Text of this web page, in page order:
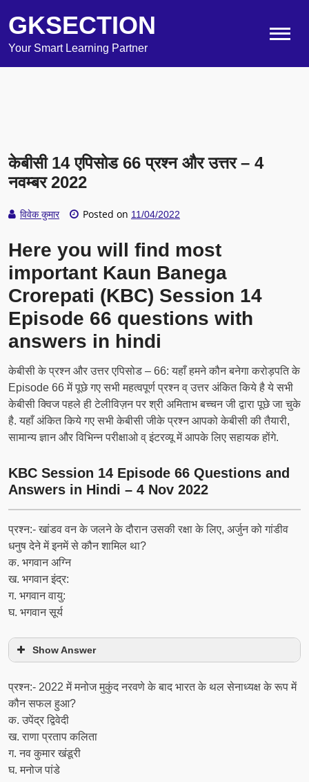
GKSECTION
Your Smart Learning Partner
केबीसी 14 एपिसोड 66 प्रश्न और उत्तर – 4
नवम्बर 2022
विवेक कुमार Posted on 11/04/2022
Here you will find most
important Kaun Banega
Crorepati (KBC) Session 14
Episode 66 questions with
answers in hindi
केबीसी के प्रश्न और उत्तर एपिसोड – 66: यहाँ हमने कौन बनेगा करोड़पति के
Episode 66 में पूछे गए सभी महत्वपूर्ण प्रश्न व् उत्तर अंकित किये है ये सभी
केबीसी क्विज पहले ही टेलीविज़न पर श्री अमिताभ बच्चन जी द्वारा पूछे जा चुके
है. यहाँ अंकित किये गए सभी केबीसी जीके प्रश्न आपको केबीसी की तैयारी,
सामान्य ज्ञान और विभिन्न परीक्षाओ व् इंटरव्यू में आपके लिए सहायक होंगे.
KBC Session 14 Episode 66 Questions and
Answers in Hindi – 4 Nov 2022
प्रश्न:- खांडव वन के जलने के दौरान उसकी रक्षा के लिए, अर्जुन को गांडीव
धनुष देने में इनमें से कौन शामिल था?
क. भगवान अग्नि
ख. भगवान इंद्र:
ग. भगवान वायु:
घ. भगवान सूर्य
Show Answer
प्रश्न:- 2022 में मनोज मुकुंद नरवणे के बाद भारत के थल सेनाध्यक्ष के रूप में
कौन सफल हुआ?
क. उपेंद्र द्विवेदी
ख. राणा प्रताप कलिता
ग. नव कुमार खंडूरी
घ. मनोज पांडे